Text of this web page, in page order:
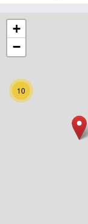
10
+
−